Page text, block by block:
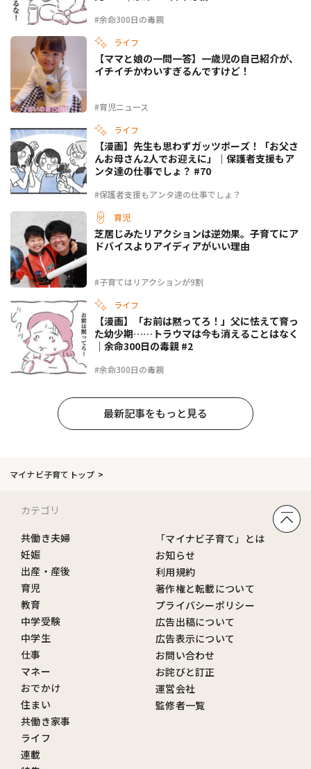
#余命300日の毒親
ライフ
#育児ニュース
【ママと娘の一問一答】一歳児の自己紹介が、
イチイチかわいすぎるんですけど！
ライフ
#保護者支援もアンタ達の仕事でしょ？
【漫画】先生も思わずガッツポーズ！「お父さ
んお母さん2人でお迎えに」｜保護者支援もア
ンタ達の仕事でしょ？ #70
育児
#子育てはリアクションが9割
芝居じみたリアクションは逆効果。子育てにア
ドバイスよりアイディアがいい理由
ライフ
#余命300日の毒親
【漫画】「お前は黙ってろ！」父に怯えて育っ
た幼少期……トラウマは今も消えることはなく
｜余命300日の毒親 #2
最新記事をもっと見る
マイナビ子育てトップ
カテゴリ
共働き夫婦
妊娠
出産・産後
育児
教育
中学受験
中学生
仕事
マネー
おでかけ
住まい
共働き家事
ライフ
連載
「マイナビ子育て」とは
お知らせ
利用規約
著作権と転載について
プライバシーポリシー
広告出稿について
広告表示について
お問い合わせ
お詫びと訂正
運営会社
監修者一覧